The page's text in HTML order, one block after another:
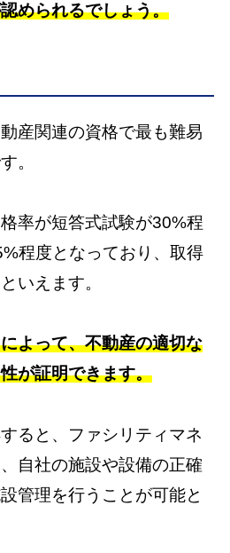
められるでしょう。
産関連の資格で最も難易
。
率が短答式試験が30%程
程度となっており、取得
いえます。
よって、不動産の適切な
が証明できます。
ると、ファシリティマネ
自社の施設や設備の正確
管理を行うことが可能と